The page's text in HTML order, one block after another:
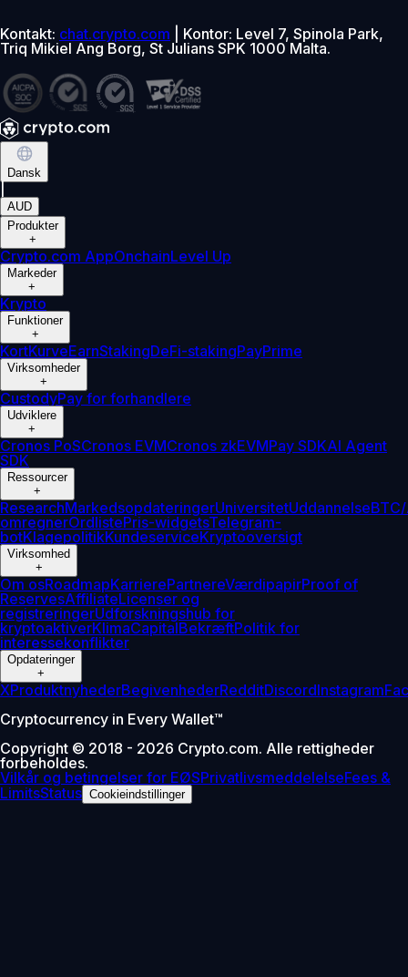
Kontakt: chat.crypto.com | Kontor: Level 7, Spinola Park,
Triq Mikiel Ang Borg, St Julians SPK 1000 Malta.
Dansk
AUD
Produkter
+
Crypto.com AppOnchainLevel Up
Markeder
+
Krypto
Funktioner
+
KortKurveEarnStakingDeFi-stakingPayPrime
Virksomheder
+
CustodyPay for forhandlere
Udviklere
+
Cronos PoSCronos EVMCronos zkEVMPay SDKAI Agent
SDK
Ressourcer
+
ResearchMarkedsopdateringerUniversitetUddannelse
omregnerOrdlistePris-widgetsTelegram-
botKlagepolitikKundeserviceKryptooversigt
Virksomhed
+
Om osRoadmapKarrierePartnereVærdipapirProof of
ReservesAffiliateLicenser og
registreringerUdforskningshub for
kryptoaktiverKlimaCapitalBekræftPolitik for
interessekonflikter
Opdateringer
+
XProduktnyhederBegivenhederRedditDiscordInstagram
Cryptocurrency in Every Wallet™
Copyright © 2018 - 2026 Crypto.com. Alle rettigheder
forbeholdes.
Vilkår og betingelser for EØSPrivatlivsmeddelelseFees &
LimitsStatus Cookieindstillinger